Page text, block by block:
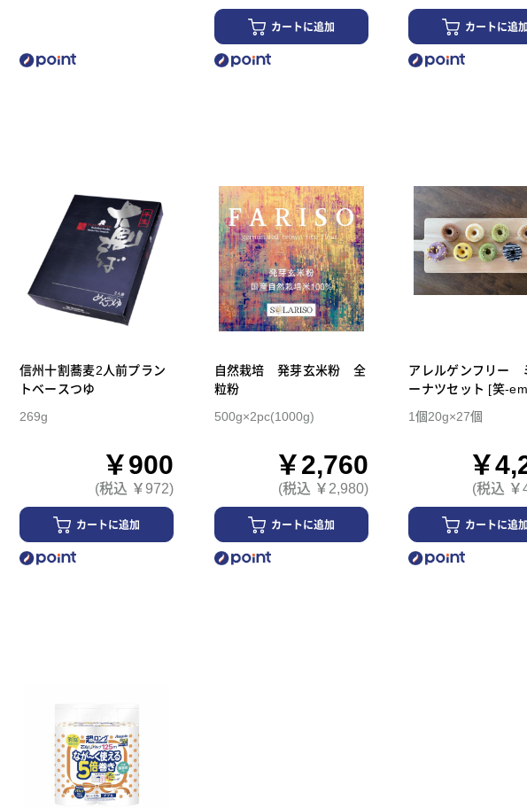
カートに追加 カートに追加
信州十割蕎麦2人前プラン
トベースつゆ
269g
￥900
(税込 ￥972)
カートに追加
自然栽培 発芽玄米粉 全
粒粉
500g×2pc(1000g)
￥2,760
(税込 ￥2,980)
カートに追加
アレルゲンフリー
ーナツセット [笑-
1個20g×27個
￥
(税込 ￥
カートに追加